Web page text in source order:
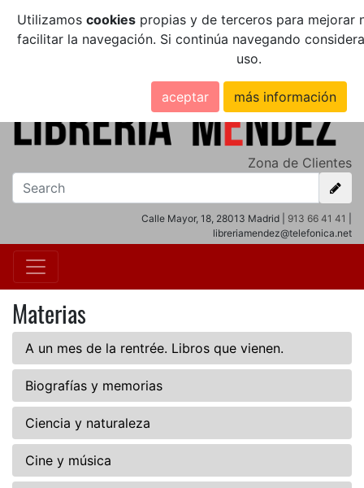
Utilizamos cookiespropias y de terceros para mejorar
facilitar la navegación. Si continúa navegando
uso.
aceptar más información
Zona de Clientes
Calle Mayor, 18, 28013 Madrid | 913 66 41 41
libreriamendez@telefonica.net
Materias
A un mes de la rentrée. Libros que vienen.
Biografías y memorias
Ciencia y naturaleza
Cine y música